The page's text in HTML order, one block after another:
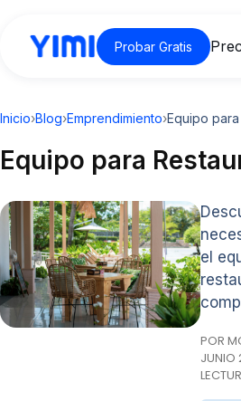
Probar Gratis
Inicio›Blog›Emprendimiento›Equipo
Equipo para
el
POR
JUNIO